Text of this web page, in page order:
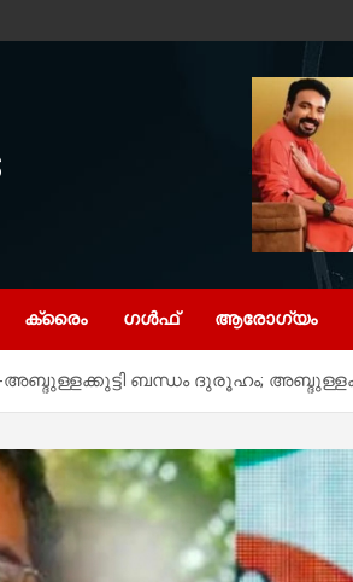
ക്രൈം ഗൾഫ് ആരോഗ്യം
അബ്ദുള്ളക്കുട്ടി ബന്ധം ദുരൂഹം;